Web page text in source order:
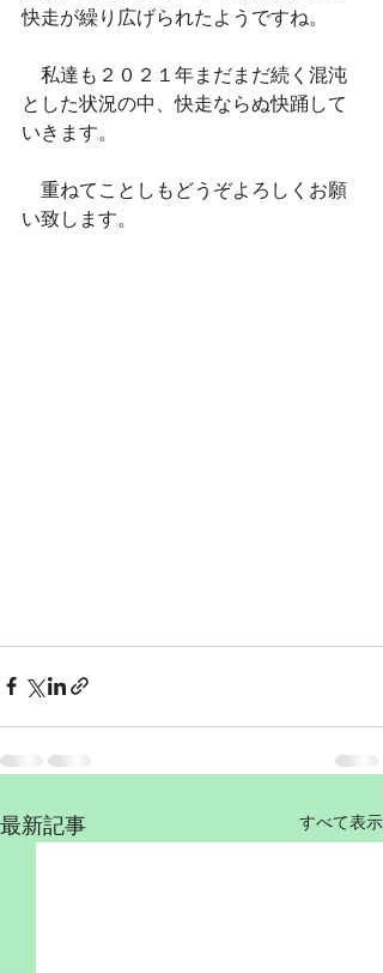
快走が繰り広げられたようですね。
私達も２０２１年まだまだ続く混沌
とした状況の中、快走ならぬ快踊して
いきます。
重ねてことしもどうぞよろしくお願
い致します。
最新記事 すべて表示